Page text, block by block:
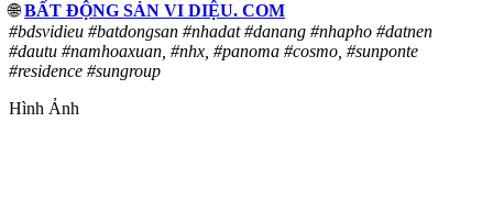
🌐BẤT ĐỘNG SẢN VI DIỆU. COM
#bdsvidieu #batdongsan #nhadat #danang #nhapho #datnen
#dautu #namhoaxuan, #nhx, #panoma #cosmo, #sunponte
#residence #sungroup
Hình Ảnh